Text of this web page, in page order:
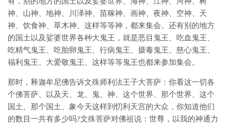
神、山神、地神、川泽神、苗稼神、画神、夜神、空神、天
神、饮食神、草木神、这样等等神，都来集会。还有别的地方
的国土以及娑婆世界各种大鬼王，就是恶目鬼王、吃血鬼王、
吃精气鬼王、吃胎卵鬼王、行病鬼王、摄毒鬼王、慈心鬼王、
福利鬼王、大爱敬鬼王、这样等等鬼王也都来参加集会。
那时，释迦牟尼佛告诉文殊师利法王子大菩萨：你看这一切各
个佛菩萨、以及天、龙、鬼、神、这个世界、那个世界、这个
国土、那个国土、象今天这样到忉利天宫的大众，你知道他们
的数目一共有多少吗?文殊菩萨对佛祖说：世尊，以我的神通力